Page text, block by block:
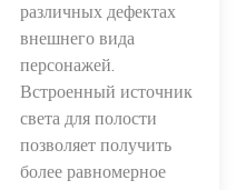
различных дефектах
внешнего вида
персонажей.
Встроенный источник
света для полости
позволяет получить
более равномерное